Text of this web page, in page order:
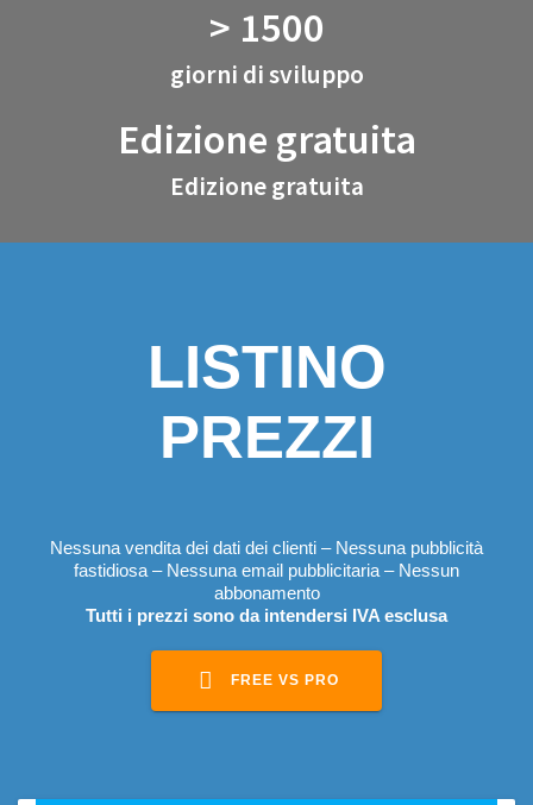
> 1500
giorni di sviluppo
Edizione gratuita
Edizione gratuita
LISTINO
PREZZI
Nessuna vendita dei dati dei clienti – Nessuna pubblicità
fastidiosa – Nessuna email pubblicitaria – Nessun
abbonamento
Tutti i prezzi sono da intendersi IVA esclusa
FREE VS PRO